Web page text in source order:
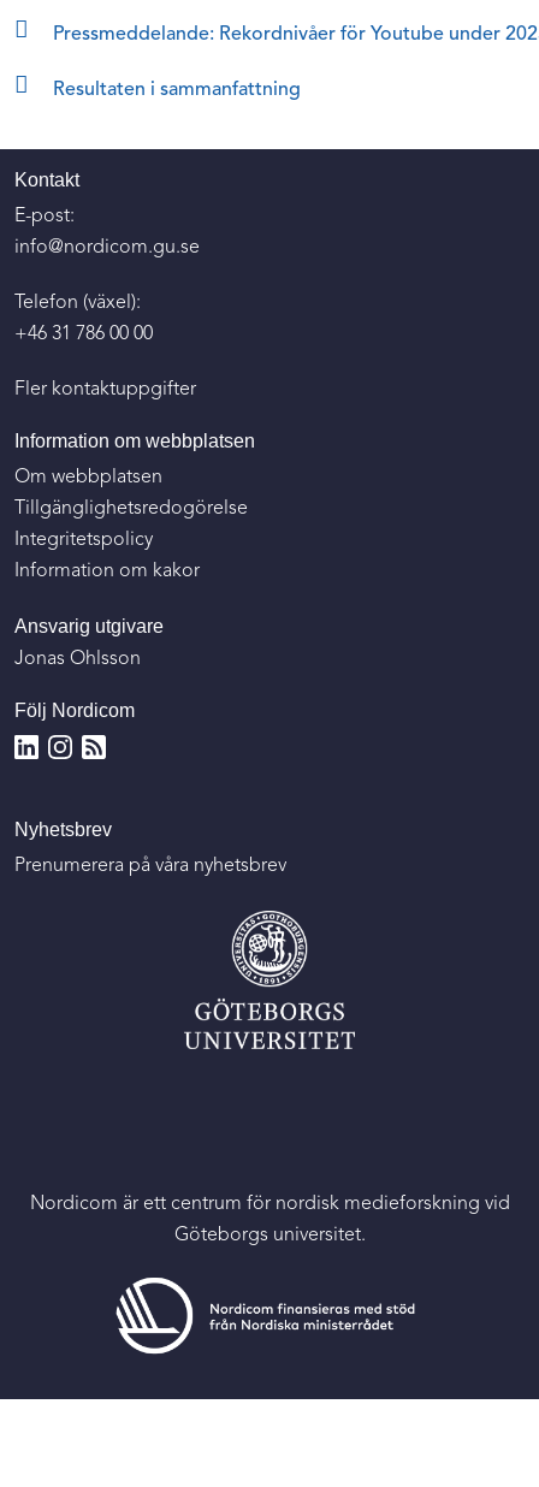
Pressmeddelande: Rekordnivåer för Youtube under
Resultaten i sammanfattning
Kontakt
E-post:
info@nordicom.gu.se
Telefon (växel):
+46 31 786 00 00
Fler kontaktuppgifter
Information om webbplatsen
Om webbplatsen
Tillgänglighetsredogörelse
Integritetspolicy
Information om kakor
Ansvarig utgivare
Jonas Ohlsson
Följ Nordicom
Nyhetsbrev
Prenumerera på våra nyhetsbrev
Nordicom är ett centrum för nordisk medieforskning vid
Göteborgs universitet.